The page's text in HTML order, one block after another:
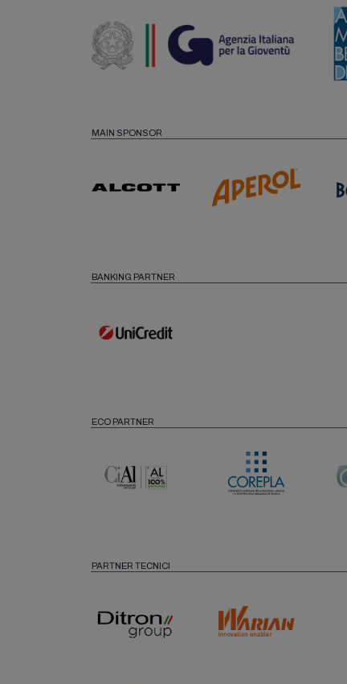
MAIN SPONSOR
BANKING PARTNER
ECO PARTNER
PARTNER TECNICI